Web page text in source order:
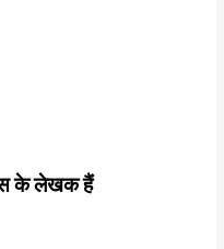
के लेखक हैं